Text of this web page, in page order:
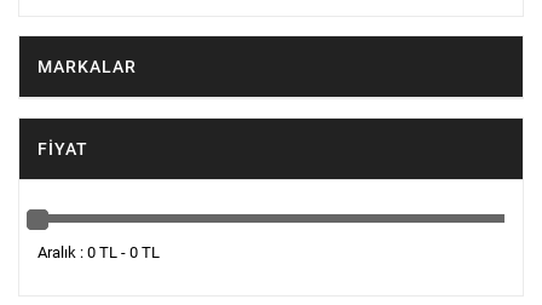
MARKALAR
FIYAT
Aralık : 0 TL - 0 TL